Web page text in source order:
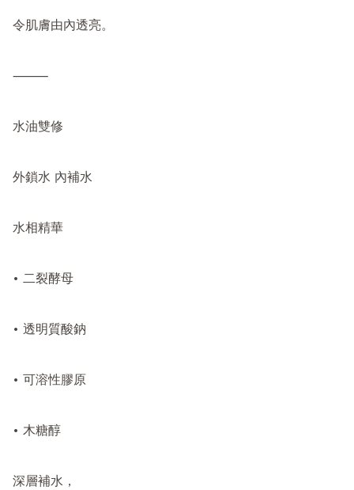
令肌膚由內透亮。
⸻
水油雙修
外鎖水 內補水
水相精華
• 二裂酵母
• 透明質酸鈉
• 可溶性膠原
• 木糖醇
深層補水，